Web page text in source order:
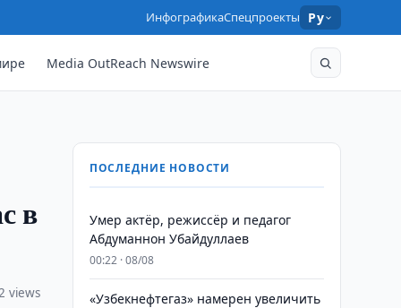
ИнфографикаСпецпроекты Ру
Media OutReach Newswire
в
views
ПОСЛЕДНИЕ НОВОСТИ
Умер актёр, режиссёр и педагог
Абдуманнон Убайдуллаев
00:22 · 08/08
«Узбекнефтегаз» намерен увеличить